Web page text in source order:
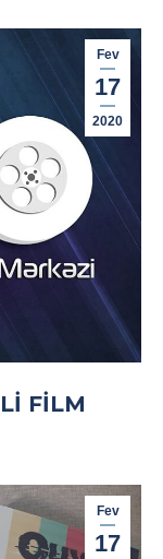
Fev
17
2020
FILM
Fev
17